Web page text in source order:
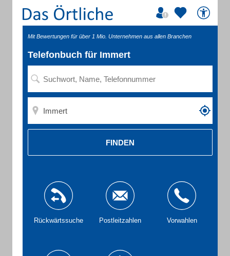
Mit Bewertungen für über 1 Mio. Unternehmen aus allen Branchen
Telefonbuch für Immert
FINDEN
Rückwärtssuche Postleitzahlen Vorwahlen